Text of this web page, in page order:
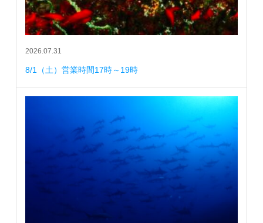
2026.07.31
8/1（土）営業時間17時～19時